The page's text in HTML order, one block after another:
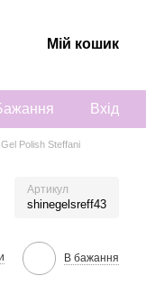
Мій кошик
Вхід
Polish Steffani
Артикул
shinegelsreff43
В бажання